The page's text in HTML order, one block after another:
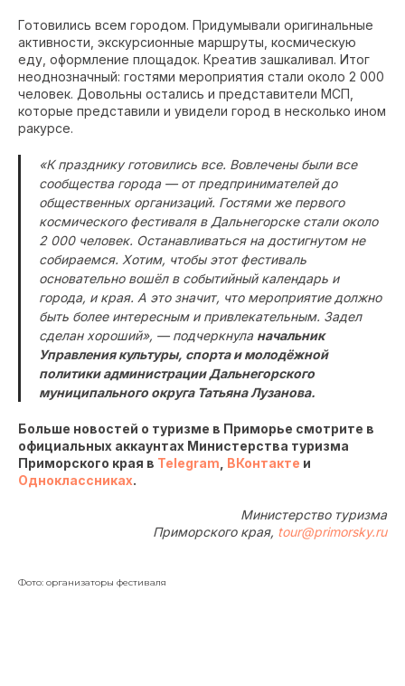
Готовились всем городом. Придумывали оригинальные
активности, экскурсионные маршруты, космическую
еду, оформление площадок. Креатив зашкаливал. Итог
неоднозначный: гостями мероприятия стали около 2 000
человек. Довольны остались и представители МСП,
которые представили и увидели город в несколько ином
ракурсе.
«К празднику готовились все. Вовлечены были все
сообщества города — от предпринимателей до
общественных организаций. Гостями же первого
космического фестиваля в Дальнегорске стали около
2 000 человек. Останавливаться на достигнутом не
собираемся. Хотим, чтобы этот фестиваль
основательно вошёл в событийный календарь и
города, и края. А это значит, что мероприятие должно
быть более интересным и привлекательным. Задел
сделан хороший», — подчеркнула начальник
Управления культуры, спорта и молодёжной
политики администрации Дальнегорского
муниципального округа Татьяна Лузанова.
Больше новостей о туризме в Приморье смотрите в
официальных аккаунтах Министерства туризма
Приморского края в Telegram ВКонтакте и
Одноклассниках.
Министерство туризма
Приморского края, tour@primorsky.ru
Фото: организаторы фестиваля